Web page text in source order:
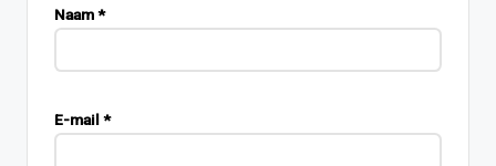
Naam*
E-mail *